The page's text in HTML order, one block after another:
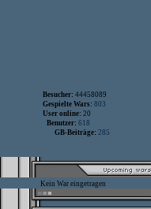
Besucher: 44458089
Gespielte Wars: 803
User online: 20
Benutzer: 618
GB-Beiträge: 285
Kein War eingetragen